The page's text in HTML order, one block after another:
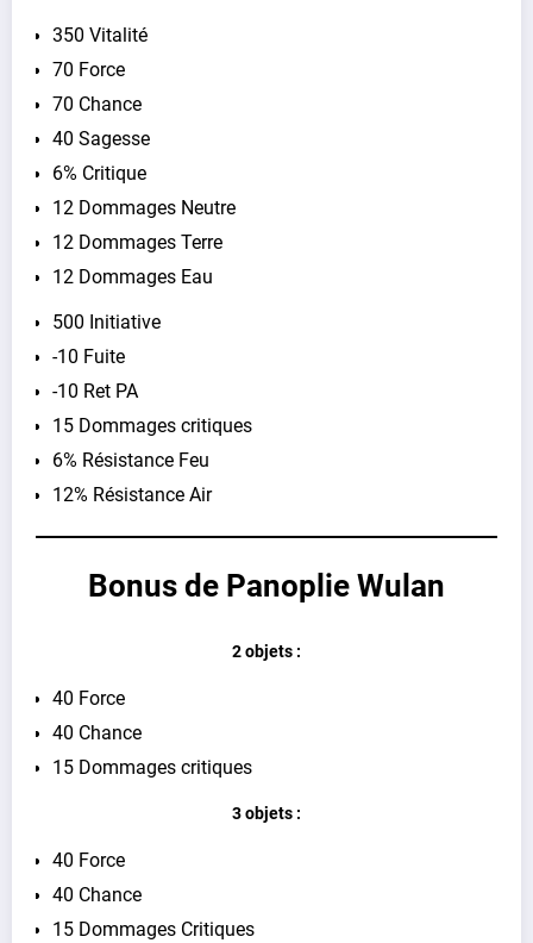
350 Vitalité
70 Force
70 Chance
40 Sagesse
6% Critique
12 Dommages Neutre
12 Dommages Terre
12 Dommages Eau
500 Initiative
-10 Fuite
-10 Ret PA
15 Dommages critiques
6% Résistance Feu
12% Résistance Air
Bonus de Panoplie Wulan
2 objets :
40 Force
40 Chance
15 Dommages critiques
3 objets :
40 Force
40 Chance
15 Dommages Critiques